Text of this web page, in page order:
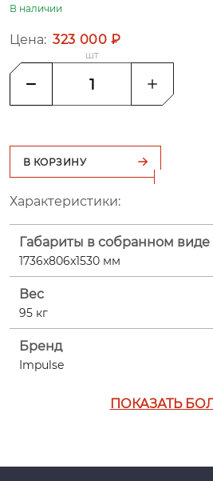
В наличии
Цена: 323 000 ₽
шт
В КОРЗИНУ
Характеристики:
Габариты в собранном
1736x806x1530 мм
Вес
95 кг
Бренд
Impulse
ПОКАЗАТЬ